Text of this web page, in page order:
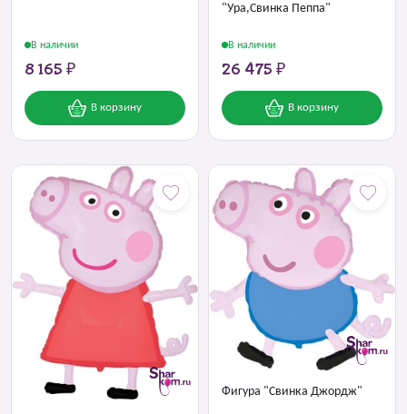
В наличии
8 165 ₽
В корзину
"Ура,Свинка Пеппа"
В наличии
26 475 ₽
В корзину
Фигура "Свинка Джордж"